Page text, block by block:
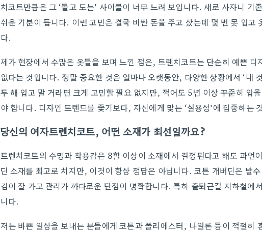
치코트만큼은 그 ‘돌고 도는’ 사이클이 너무 느려 보입니다. 새로 사자니 기
쉬운 기분이 듭니다. 이런 고민은 결국 비싼 돈을 주고 샀는데 몇 번 못 입고
다.
제가 현장에서 수많은 옷들을 보며 느낀 점은, 트렌치코트는 단순히 예쁜
없다는 것입니다. 정말 중요한 것은 얼마나 오랫동안, 다양한 상황에서 ‘내
두 해 입고 말 거라면 크게 고민할 필요 없지만, 적어도 5년 이상 꾸준히 입
야 합니다. 디자인 트렌드를 좇기보다, 자신에게 맞는 ‘실용성’에 집중하는
당신의 여자트렌치코트, 어떤 소재가 최선일까요?
트렌치코트의 수명과 착용감은 8할 이상이 소재에서 결정된다고 해도 과
딘 소재를 최고로 치지만, 이것이 항상 정답은 아닙니다. 코튼 개버딘은 발
김이 잘 가고 관리가 까다로운 단점이 명확합니다. 특히 출퇴근길 지하철에
니다.
저는 바쁜 일상을 보내는 분들에게 코튼과 폴리에스터, 나일론 등이 적절히